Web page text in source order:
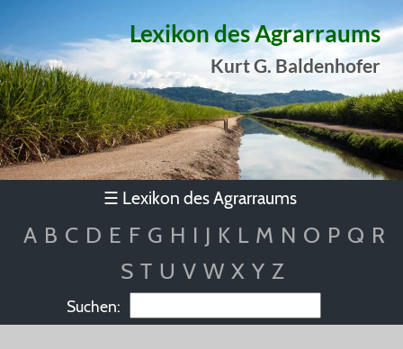
Lexikon des Agrarraums
Kurt G. Baldenhofer
☰ Lexikon des Agrarraums
A B C D E F G H I J K L M N O P Q R
S T U V W X Y Z
Suchen: